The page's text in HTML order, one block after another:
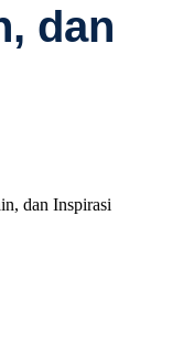
dan
dan Inspirasi